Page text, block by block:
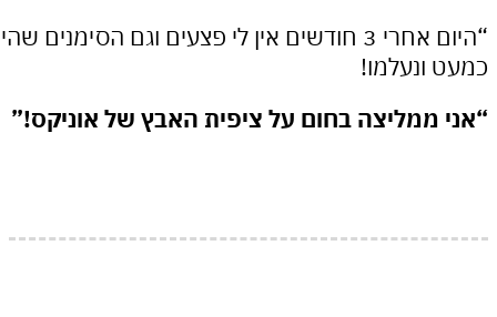
“היום אחרי 3 חודשים אין לי פצעים וגם הסימנים שהיו
ממליצה בחום על ציפית האבץ של אוניקס!”